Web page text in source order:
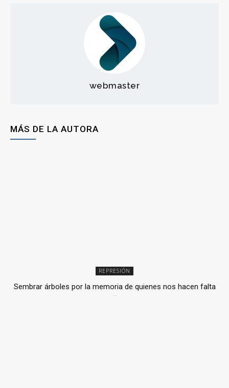
webmaster
MÁS DE LA AUTORA
REPRESIÓN
Sembrar árboles por la memoria de quienes nos hacen falta